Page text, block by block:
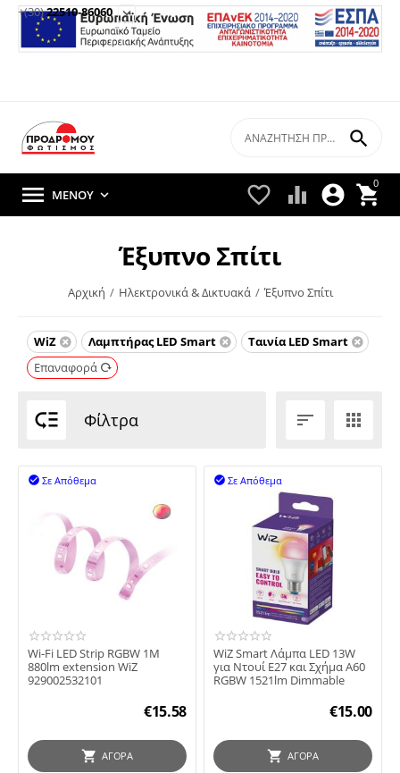
+(30)22510-86060 
0


 

 ΜΕΝΟΎ 
Έξυπνο Σπίτι
Αρχική / Ηλεκτρονικά & Δικτυακά / Έξυπνο Σπίτι
WiZ Λαμπτήρας LED Smart
Ταινία LED Smart
Επαναφορά
 Φίλτρα  
Σε Απόθεμα

Wi-Fi LED Strip RGBW 1M
880lm extension WiZ
929002532101
€15.58
ΑΓΟΡΆ
Σε Απόθεμα

WiZ Smart Λάμπα LED 13W
για Ντουί E27 και Σχήμα A60
RGBW 1521lm Dimmable
€15.00
ΑΓΟΡΆ